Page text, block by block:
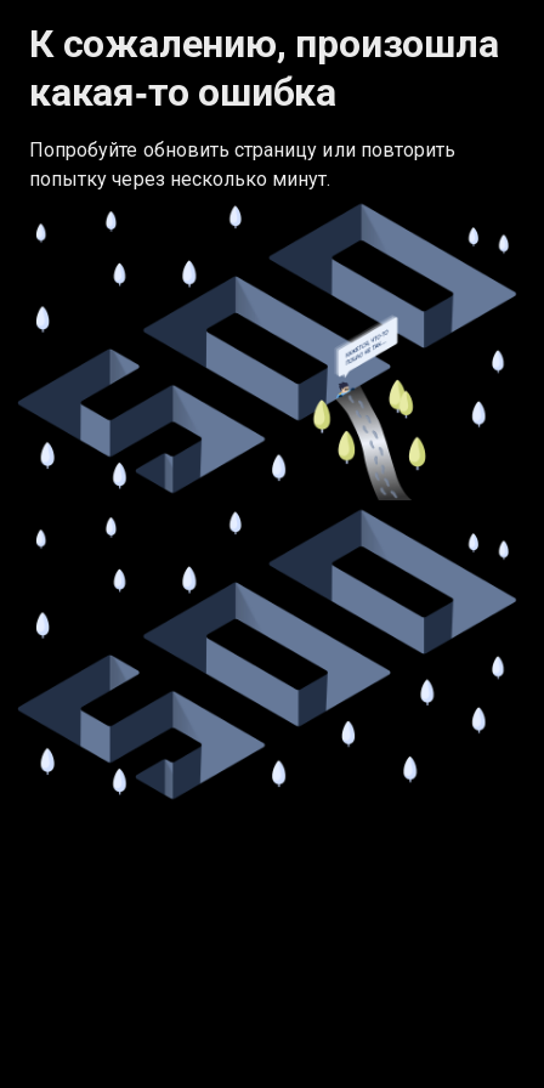
К сожалению, произошла
какая‑то ошибка
Попробуйте обновить страницу или повторить
попытку через несколько минут.